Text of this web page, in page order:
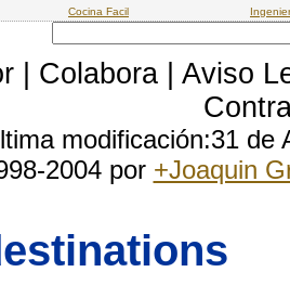
Cocina Facil
Colabora
Aviso
modificación:31
2004 por +Joaquin